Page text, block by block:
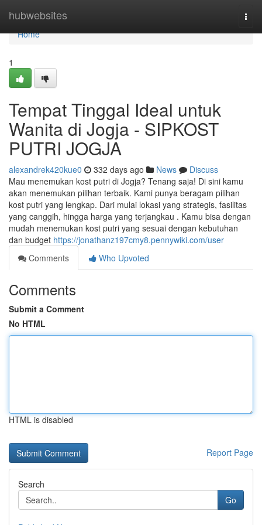
hubwebsites
Home
Home
1
Tempat Tinggal Ideal untuk
Wanita di Jogja - SIPKOST
PUTRI JOGJA
alexandrek420kue0 332 days ago News
Discuss
Mau menemukan kost putri di Jogja? Tenang saja! Di sini kamu
akan menemukan pilihan terbaik. Kami punya beragam pilihan
kost putri yang lengkap. Dari mulai lokasi yang strategis, fasilitas
yang canggih, hingga harga yang terjangkau . Kamu bisa dengan
mudah menemukan kost putri yang sesuai dengan kebutuhan
dan budget https://jonathanz197cmy8.pennywiki.com/user
Comments
Who Upvoted
Comments
Submit a Comment
No HTML
HTML is disabled
Report Page
Search
Go